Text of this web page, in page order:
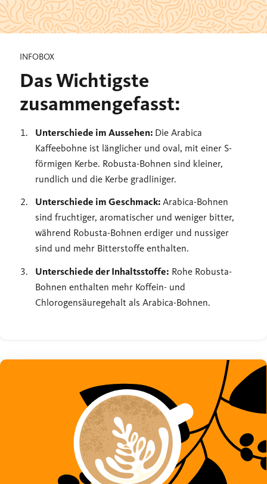
INFOBOX
Das Wichtigste
zusammengefasst:
Unterschiede im Aussehen: Die Arabica
Kaffeebohne ist länglicher und oval, mit einer S-
förmigen Kerbe. Robusta-Bohnen sind kleiner,
rundlich und die Kerbe gradliniger.
Unterschiede im Geschmack:Arabica-Bohnen
sind fruchtiger, aromatischer und weniger bitter,
während Robusta-Bohnen erdiger und nussiger
sind und mehr Bitterstoffe enthalten.
Unterschiede der Inhaltsstoffe: Rohe Robusta-
Bohnen enthalten mehr Koffein- und
Chlorogensäuregehalt als Arabica-Bohnen.